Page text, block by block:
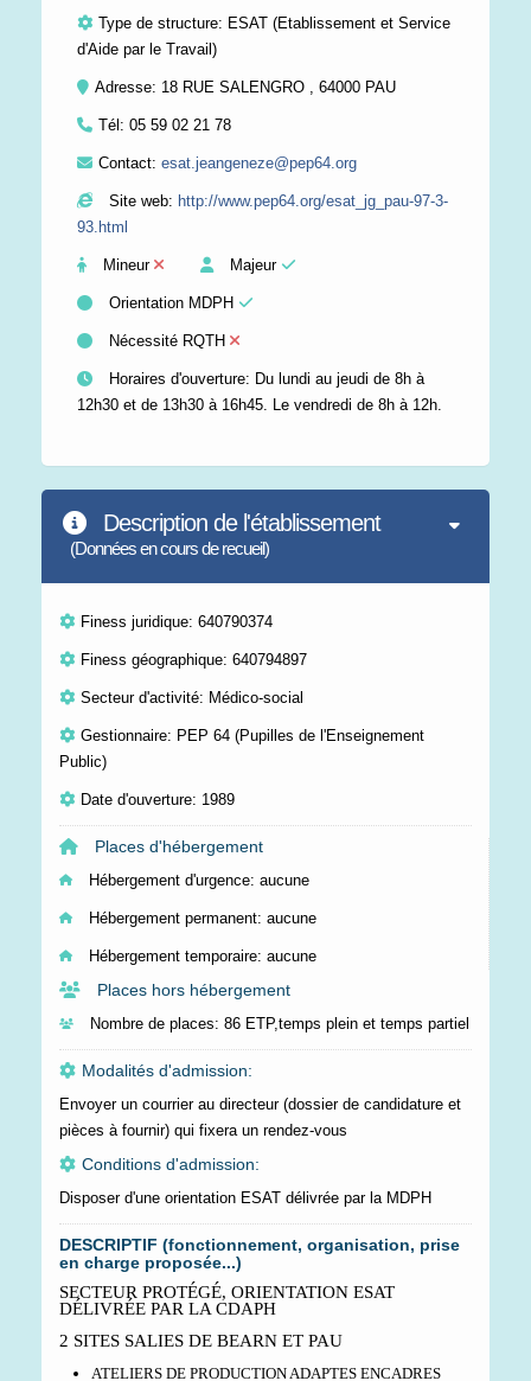
Type de structure: ESAT (Etablissement et Service
d'Aide par le Travail)
Adresse: 18 RUE SALENGRO , 64000 PAU
Tél: 05 59 02 21 78
Contact: esat.jeangeneze@pep64.org
Site web: http://www.pep64.org/esat_jg_pau-97-3-
93.html
Mineur Majeur
Orientation MDPH
Nécessité RQTH
Horaires d'ouverture: Du lundi au jeudi de 8h à
12h30 et de 13h30 à 16h45. Le vendredi de 8h à 12h.
Description de l'établissement
(Données en cours de recueil)
Finess juridique: 640790374
Finess géographique: 640794897
Secteur d'activité: Médico-social
Gestionnaire: PEP 64 (Pupilles de l'Enseignement
Public)
Date d'ouverture: 1989
Places d'hébergement
Hébergement d'urgence: aucune
Hébergement permanent: aucune
Hébergement temporaire: aucune
Places hors hébergement
Nombre de places: 86 ETP,temps plein et temps partiel
Modalités d'admission:
Envoyer un courrier au directeur (dossier de candidature et
pièces à fournir) qui fixera un rendez-vous
Conditions d'admission:
Disposer d'une orientation ESAT délivrée par la MDPH
DESCRIPTIF (fonctionnement, organisation, prise
en charge proposée...)
SECTEUR PROTÉGÉ, ORIENTATION ESAT
DÉLIVRÉE PAR LA CDAPH
2 SITES SALIES DE BEARN ET PAU
ATELIERS DE PRODUCTION ADAPTES ENCADRES